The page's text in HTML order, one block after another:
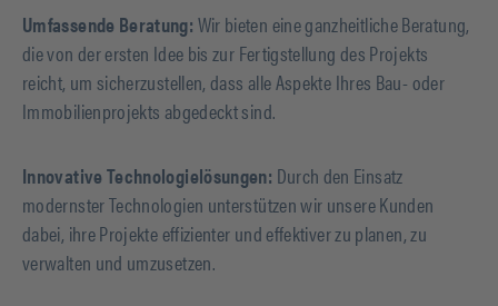
Umfassende Beratung: Wir bieten eine ganzheitliche Beratung,
die von der ersten Idee bis zur Fertigstellung des Projekts
reicht, um sicherzustellen, dass alle Aspekte Ihres Bau- oder
Immobilienprojekts abgedeckt sind.
Innovative Technologielösungen: Durch den Einsatz
modernster Technologien unterstützen wir unsere Kunden
dabei, ihre Projekte effizienter und effektiver zu planen, zu
verwalten und umzusetzen.